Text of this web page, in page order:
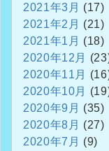
2021年3月 (17)
2021年2月 (21)
2021年1月 (18)
2020年12月
2020年11月
2020年10月
2020年9月 (35)
2020年8月 (27)
2020年7月 (9)